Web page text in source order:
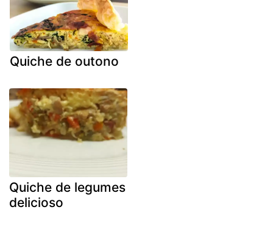
Quiche de outono
Quiche de legumes
delicioso